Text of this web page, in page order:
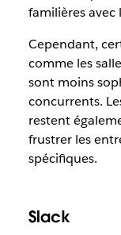
familières avec
Cependant,
comme les
sont moins
concurrents.
restent
frustrer les
spécifiques.
Slack